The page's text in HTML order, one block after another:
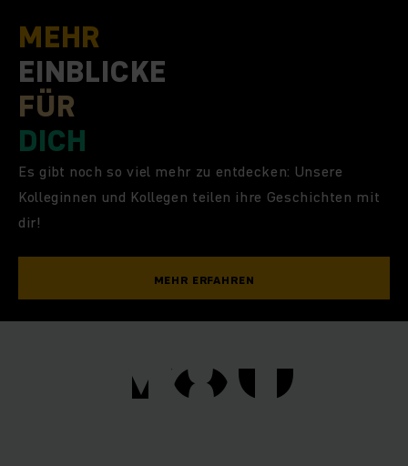
MEHR
EINBLICKE
FÜR
DICH
Es gibt noch so viel mehr zu entdecken: Unsere
Kolleginnen und Kollegen teilen ihre Geschichten mit
dir!
MEHR ERFAHREN
YOU
YOU